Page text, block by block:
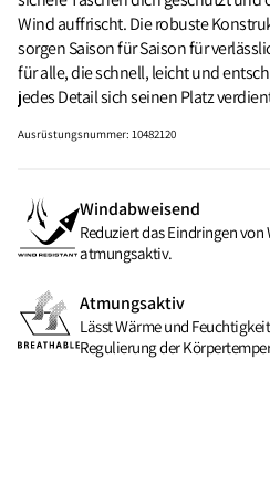
Wind auffrischt. Die robuste
sorgen Saison für Saison für
für alle, die schnell, leicht und
jedes Detail sich seinen Platz
Ausrüstungsnummer:10482120
Windabweisend
Reduziert das Eindringen
atmungsaktiv.
Atmungsaktiv
Lässt Wärme und
Regulierung der